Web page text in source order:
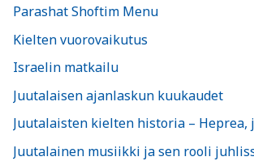
Parashat Shoftim Menu
Kielten vuorovaikutus
Israelin matkailu
Juutalaisen ajanlaskun kuukaudet
Juutalaisten kielten historia – Heprea,
Juutalainen musiikki ja sen rooli